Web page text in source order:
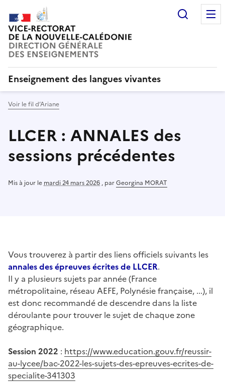
Enseignement des langues vivantes
Voir le fil d’Ariane
LLCER : ANNALES des
sessions précédentes
Mis à jour le mardi 24 mars 2026 , parGeorgina MORAT
Vous trouverez à partir des liens officiels suivants les
annales des épreuves écrites de LLCER.
Il y a plusieurs sujets par année (France
métropolitaine, réseau AEFE, Polynésie française, ...), il
est donc recommandé de descendre dans la liste
déroulante pour trouver le sujet de chaque zone
géographique.
Session 2022 : https://www.education.gouv.fr/reussir-
au-lycee/bac-2022-les-sujets-des-epreuves-ecrites-de-
specialite-341303